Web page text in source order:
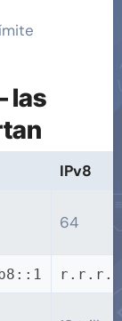
las
IPv8
64